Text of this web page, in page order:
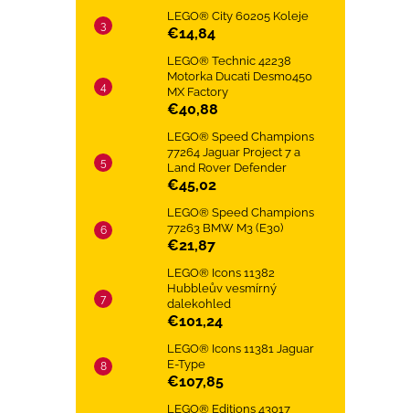
LEGO® City 60205 Koleje
€14,84
LEGO® Technic 42238
Motorka Ducati Desmo450
MX Factory
€40,88
LEGO® Speed Champions
77264 Jaguar Project 7 a
Land Rover Defender
€45,02
LEGO® Speed Champions
77263 BMW M3 (E30)
€21,87
LEGO® Icons 11382
Hubbleův vesmírný
dalekohled
€101,24
LEGO® Icons 11381 Jaguar
E-Type
€107,85
LEGO® Editions 43017